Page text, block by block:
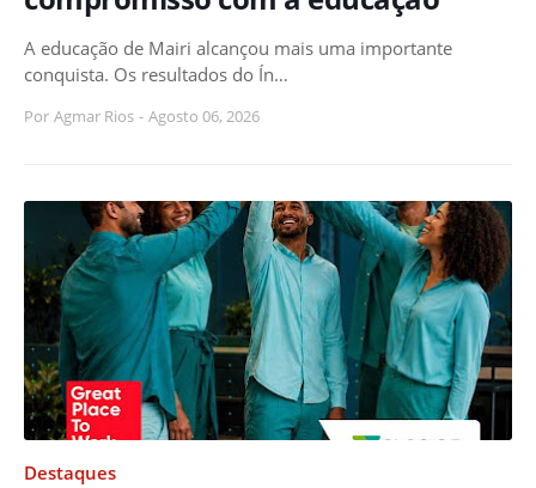
A educação de Mairi alcançou mais uma importante
conquista. Os resultados do Ín…
Por Agmar Rios - Agosto 06, 2026
Destaques